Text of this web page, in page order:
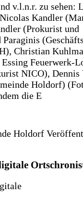
v.l.n.r. zu sehen:
Kandler
(Prokurist und
Christian
Essing Feuerwerk-
NICO),
Holdorf)
die E
Holdorf